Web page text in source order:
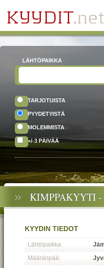
LÄHTÖPAIKKA
TARJOTUISTA
PYYDETYISTÄ
MOLEMMISTA
+/-3 PÄIVÄÄ
KIMPPAKYYTI
KYYDIN TIEDOT
Lähtöpaikka:
Määränpää: